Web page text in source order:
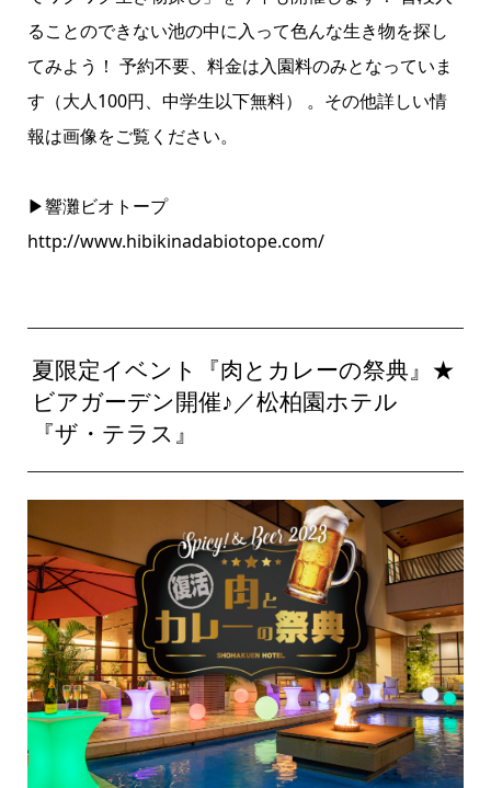
ることのできない池の中に入って色んな生き物を探し
てみよう！ 予約不要、料金は入園料のみとなっていま
す（大人100円、中学生以下無料） 。その他詳しい情
報は画像をご覧ください。
▶響灘ビオトープ
http://www.hibikinadabiotope.com/
夏限定イベント『肉とカレーの祭典』★
ビアガーデン開催♪／松柏園ホテル
『ザ・テラス』